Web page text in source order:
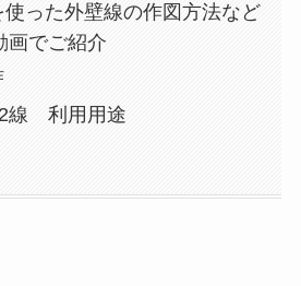
った外壁線の作図方法など
画でご紹介
線 利用用途